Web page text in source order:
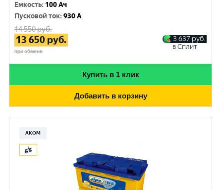
Емкость: 100 Ач
Пусковой ток:930 A
14 550руб.
13 650 руб.
при обмене
3 637 руб.
в Сплит
Купить в 1 клик
Добавить в корзину
АКОМ